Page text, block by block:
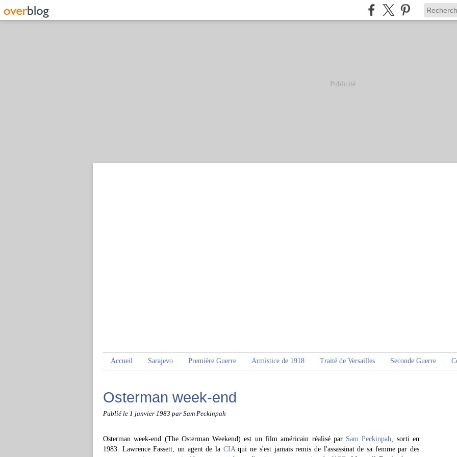
Publicité
Accueil Sarajevo Première Guerre Armistice de 1918 Traité de Versailles Seconde Guerre
Osterman week-end
Publié le 1 janvier 1983 par Sam Peckinpah
Osterman week-end (The Osterman Weekend) est un film américain réalisé par Sam Peckinpah, sorti en
1983. Lawrence Fassett, un agent de la CIAqui ne s'est jamais remis de l'assassinat de sa femme par des